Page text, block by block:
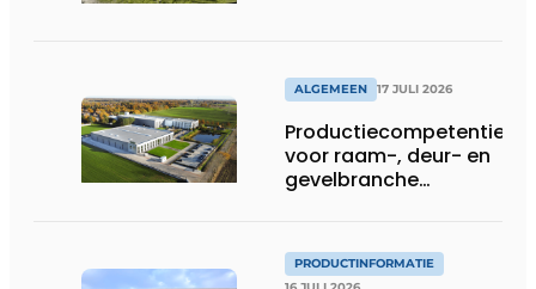
ALGEMEEN 17 JULI 2026
Productiecompetentie
voor raam-, deur- en
gevelbranche
PRODUCTINFORMATIE